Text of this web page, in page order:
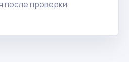
после проверки